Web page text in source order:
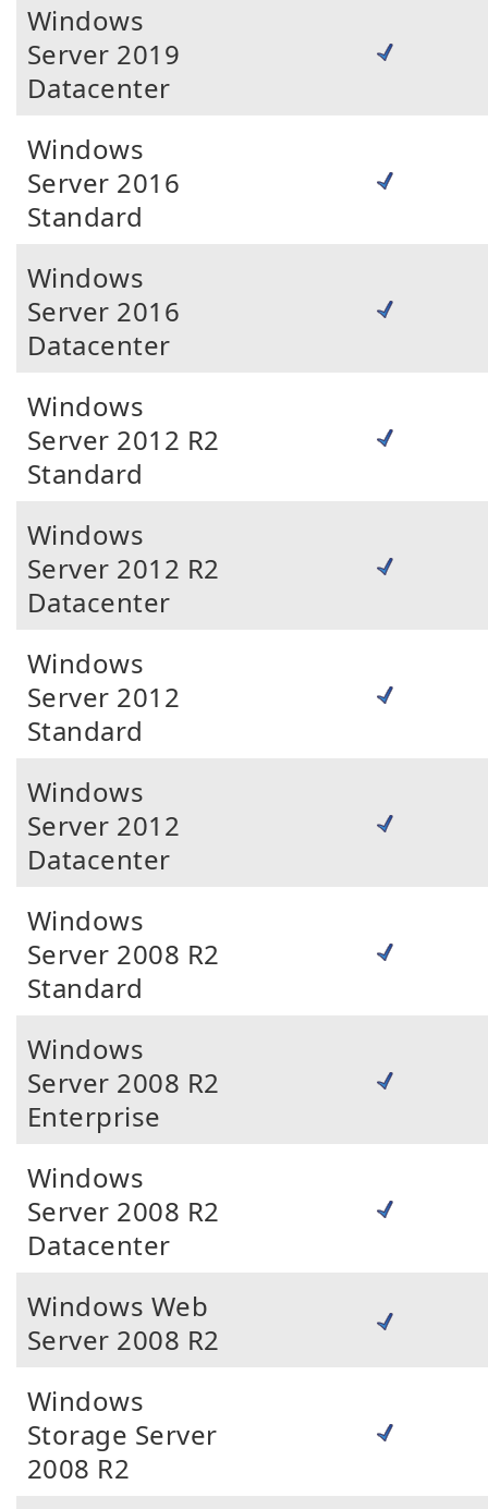
Windows
Server 2019
Datacenter
Windows
Server 2016
Standard
Windows
Server 2016
Datacenter
Windows
Server 2012 R2
Standard
Windows
Server 2012 R2
Datacenter
Windows
Server 2012
Standard
Windows
Server 2012
Datacenter
Windows
Server 2008 R2
Standard
Windows
Server 2008 R2
Enterprise
Windows
Server 2008 R2
Datacenter
Windows Web
Server 2008 R2
Windows
Storage Server
2008 R2